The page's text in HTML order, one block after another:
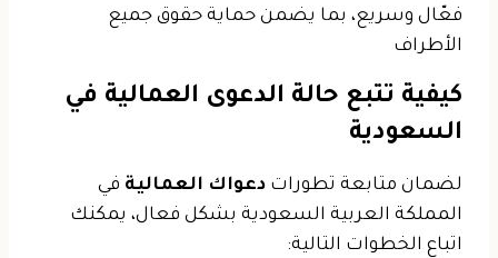
فعّال وسريع، بما يضمن حماية حقوق جميع
الأطراف
كيفية تتبع حالة الدعوى العمالية في
السعودية
لضمان متابعة تطورات دعواك العمالية في
المملكة العربية السعودية بشكل فعال، يمكنك
اتباع الخطوات التالية: